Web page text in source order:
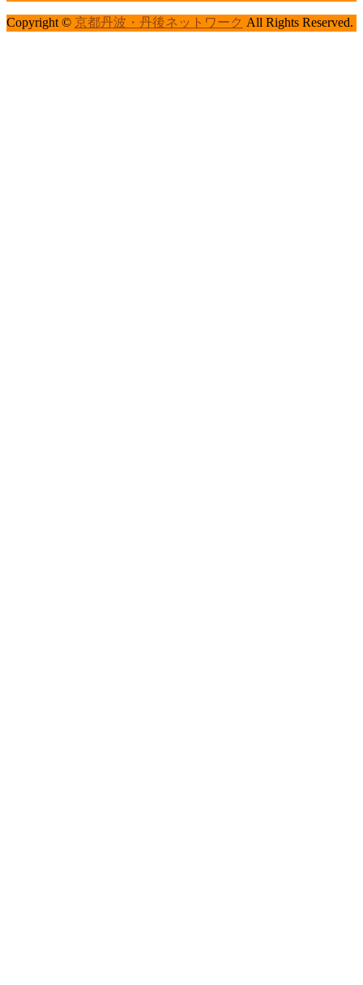
Copyright © 京都丹波・丹後ネットワーク All Rights Reserved.